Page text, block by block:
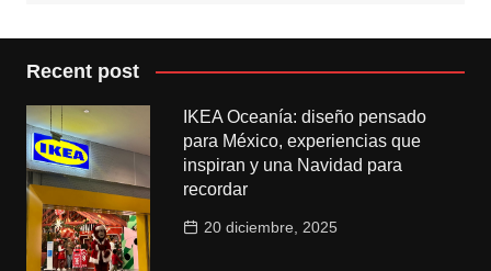
Recent post
IKEA Oceanía: diseño pensado
para México, experiencias que
inspiran y una Navidad para
recordar
20 diciembre, 2025